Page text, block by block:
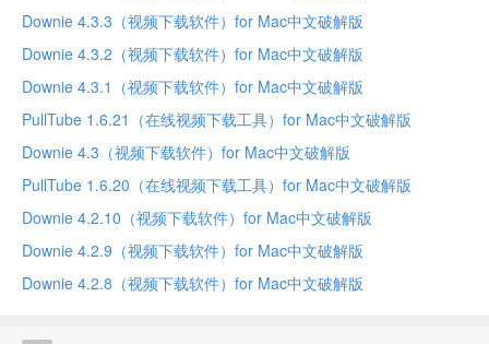
Downie 4.3.3（视频下载软件）for Mac中文破解版
Downie 4.3.2（视频下载软件）for Mac中文破解版
Downie 4.3.1（视频下载软件）for Mac中文破解版
PullTube 1.6.21（在线视频下载工具）for Mac中文破解版
Downie 4.3（视频下载软件）for Mac中文破解版
PullTube 1.6.20（在线视频下载工具）for Mac中文破解版
Downie 4.2.10（视频下载软件）for Mac中文破解版
Downie 4.2.9（视频下载软件）for Mac中文破解版
Downie 4.2.8（视频下载软件）for Mac中文破解版